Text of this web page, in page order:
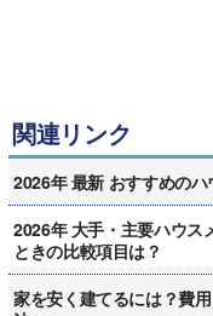
関連リンク
2026年 最新 おすすめの
2026年 大手・主要ハウス
ときの比較項目は？
家を安く建てるには？費